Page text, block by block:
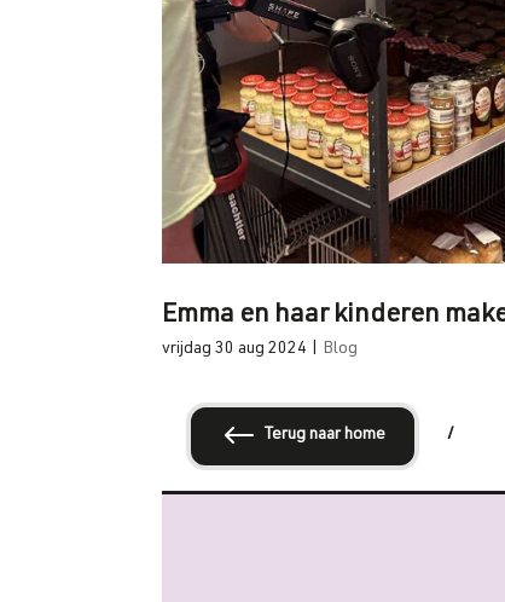
Emma en haar kinderen
vrijdag 30 aug 2024 Blog
# Terug naar home